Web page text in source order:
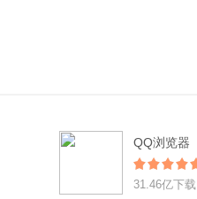
QQ浏览器
31.46亿下载